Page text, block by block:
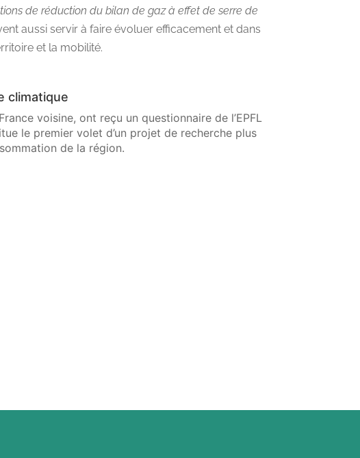
de réduction du bilan de gaz à effet de serre de
aussi servir à faire évoluer efficacement et dans
et la mobilité.
climatique
voisine, ont reçu un questionnaire de l’EPFL
le premier volet d’un projet de recherche plus
de la région.